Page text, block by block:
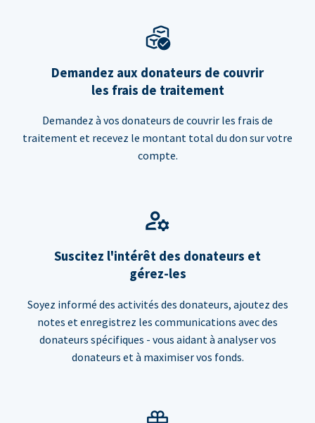
Demandez aux donateurs de couvrir
les frais de traitement
Demandez à vos donateurs de couvrir les frais de
traitement et recevez le montant total du don sur votre
compte.
Suscitez l'intérêt des donateurs et
gérez-les
Soyez informé des activités des donateurs, ajoutez des
notes et enregistrez les communications avec des
donateurs spécifiques - vous aidant à analyser vos
donateurs et à maximiser vos fonds.